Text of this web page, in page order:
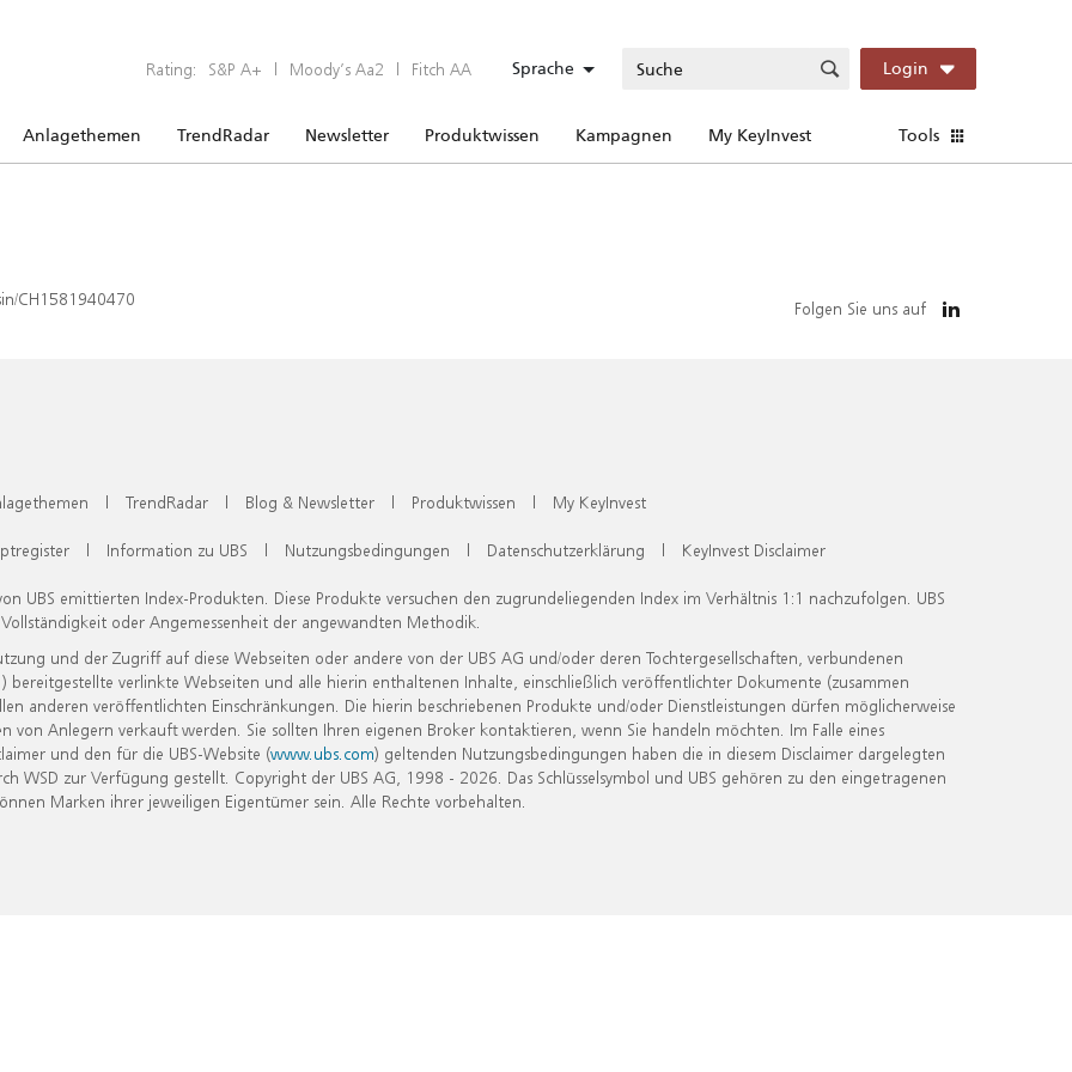
Rating: S&P A+ | Moody’s Aa2 | Fitch AA Sprache Login
Anlagethemen TrendRadar Newsletter Produktwissen Kampagnen My KeyInvest Tools
CH1581940470 Folgen Sie uns auf
| TrendRadar | Blog & Newsletter | Produktwissen | My KeyInvest
| Information zu UBS | Nutzungsbedingungen | Datenschutzerklärung | KeyInvest Disclaimer
UBS emittierten Index-Produkten. Diese Produkte versuchen den zugrundeliegenden Index im Verhältnis 1:1 nachzufolgen. UBS
oder Angemessenheit der angewandten Methodik.
und der Zugriff auf diese Webseiten oder andere von der UBS AG und/oder deren Tochtergesellschaften, verbundenen
verlinkte Webseiten und alle hierin enthaltenen Inhalte, einschließlich veröffentlichter Dokumente (zusammen
anderen veröffentlichten Einschränkungen. Die hierin beschriebenen Produkte und/oder Dienstleistungen dürfen möglicherweise
Anlegern verkauft werden. Sie sollten Ihren eigenen Broker kontaktieren, wenn Sie handeln möchten. Im Falle eines
und den für die UBS-Website (www.ubs.com) geltenden Nutzungsbedingungen haben die in diesem Disclaimer dargelegten
zur Verfügung gestellt. Copyright der UBS AG, 1998 - 2026. Das Schlüsselsymbol und UBS gehören zu den eingetragenen
Marken ihrer jeweiligen Eigentümer sein. Alle Rechte vorbehalten.